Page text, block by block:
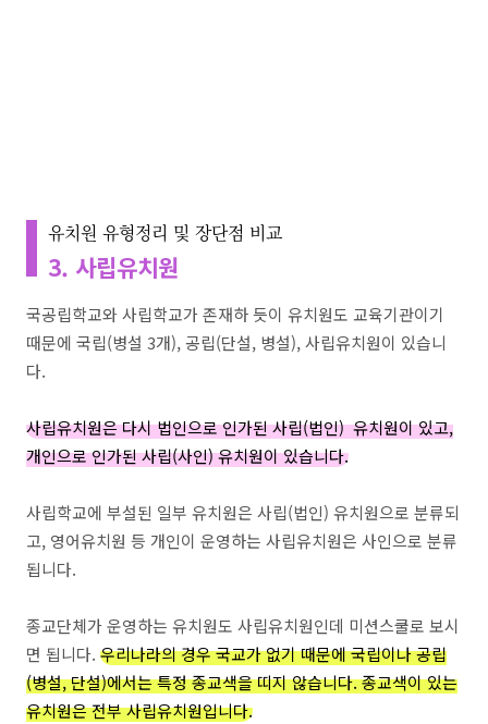
유치원 유형정리 및 장단점 비교
3. 사립유치원
국공립학교와 사립학교가 존재하 듯이 유치원도 교육기관이기
때문에 국립(병설 3개), 공립(단설, 병설), 사립유치원이 있습니
다.
사립유치원은 다시 법인으로 인가된 사립(법인) 유치원이 있고,
개인으로 인가된 사립(사인) 유치원이 있습니다.
사립학교에 부설된 일부 유치원은 사립(법인) 유치원으로 분류되
고, 영어유치원 등 개인이 운영하는 사립유치원은 사인으로 분류
됩니다.
종교단체가 운영하는 유치원도 사립유치원인데 미션스쿨로 보시
면 됩니다. 우리나라의 경우 국교가 없기 때문에 국립이나 공립
(병설, 단설)에서는 특정 종교색을 띠지 않습니다. 종교색이 있는
유치원은 전부 사립유치원입니다.